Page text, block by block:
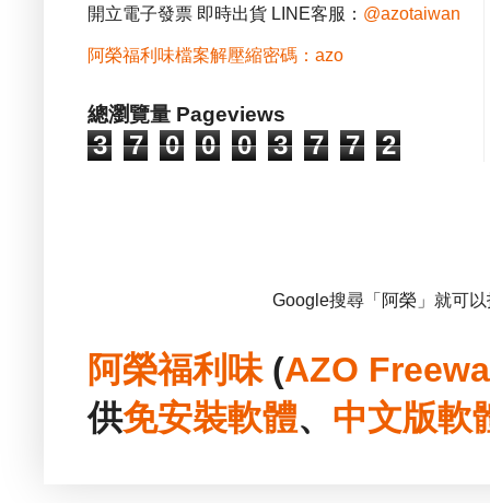
開立電子發票 即時出貨 LINE客服： @azotaiwan
阿榮福利味檔案解壓縮密碼：azo
總瀏覽量 Pageviews
3 7 0 0 0 3 7 7 2
Google搜尋「阿榮」就可
阿榮福利味(AZO
供免安裝軟體、 中文版軟